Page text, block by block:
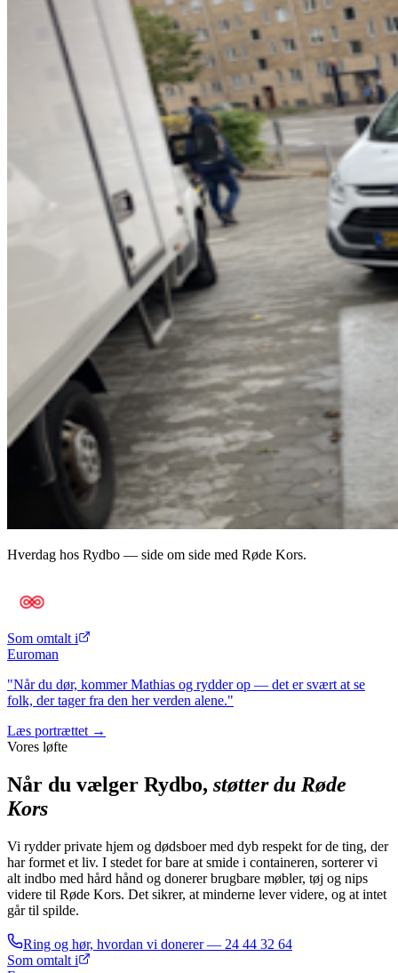
Hverdag hos Rydbo — side om side med Røde Kors.
Som omtalt i
Euroman
"Når du dør, kommer Mathias og rydder op — det er svært at se
folk, der tager fra den her verden alene."
Læs portrættet →
Vores løfte
Når du vælger Rydbo, støtter du Røde
Kors
Vi rydder private hjem og dødsboer med dyb respekt for de ting, der
har formet et liv. I stedet for bare at smide i containeren, sorterer vi
alt indbo med hård hånd og donerer brugbare møbler, tøj og nips
videre til Røde Kors. Det sikrer, at minderne lever videre, og at intet
går til spilde.
Ring og hør, hvordan vi donerer — 24 44 32 64
Som omtalt i